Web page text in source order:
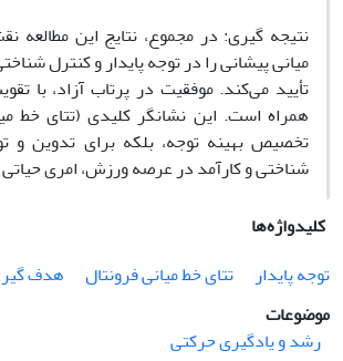
نتیجه گیری: در مجموع، نتایج این مطالعه
میانی پیشانی را در توجه پایدار و کنترل
همراه است. این نشانگر کلیدی (تتای خط
تخصیص بهینه توجه، بلکه برای تدوین و
شناختی و کارآمد در عرصه ورزش، امری
کلیدواژه‌ها
توجه پایدار
تتای خط میانی فرونتال هدف
موضوعات
رشد و یادگیری حرکتی